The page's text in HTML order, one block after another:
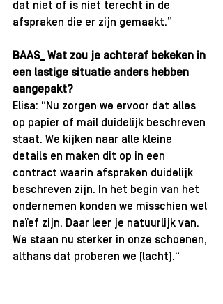
dat niet of is niet terecht in de
afspraken die er zijn gemaakt.”
BAAS_ Wat zou je achteraf bekeken in
een lastige situatie anders hebben
aangepakt?
Elisa: “Nu zorgen we ervoor dat alles
op papier of mail duidelijk beschreven
staat. We kijken naar alle kleine
details en maken dit op in een
contract waarin afspraken duidelijk
beschreven zijn. In het begin van het
ondernemen konden we misschien wel
naïef zijn. Daar leer je natuurlijk van.
We staan nu sterker in onze schoenen,
althans dat proberen we (lacht).“